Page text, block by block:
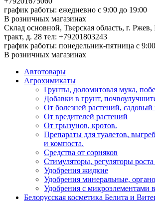
график работы: ежедневно с 9:00 до 19:00
В розничных магазинах
Склад основной, Тверская область, г.
тракт, д. 28 тел: +79201803243
график работы: понедельник-пятница с
В розничных магазинах
Автотовары
Агрохимикаты
Грунты, доломитовая мука,
Добавки в грунт,
От болезней растений, садовый
От вредителей растений
От грызунов, кротов.
Препараты для туалетов,
и компоста.
Средства от сорняков
Стимуляторы, регуляторы роста
Удобрения жидкие
Удобрения минеральные,
Удобрения с микроэлементами
Белорусская косметика Белита и